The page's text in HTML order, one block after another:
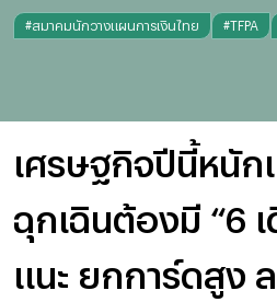
#สมาคมนักวางแผนการเงินไทย #TFPA
เศรษฐกิจปีนี้หนัก
ฉุกเฉินต้องมี “6
แนะ ยกการ์ดสูง